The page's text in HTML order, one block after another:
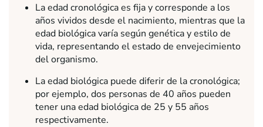
La edad cronológica es fija y corresponde a los
años vividos desde el nacimiento, mientras que la
edad biológica varía según genética y estilo de
vida, representando el estado de envejecimiento
del organismo.
La edad biológica puede diferir de la cronológica;
por ejemplo, dos personas de 40 años pueden
tener una edad biológica de 25 y 55 años
respectivamente.